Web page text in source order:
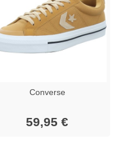
Converse
59,95 €